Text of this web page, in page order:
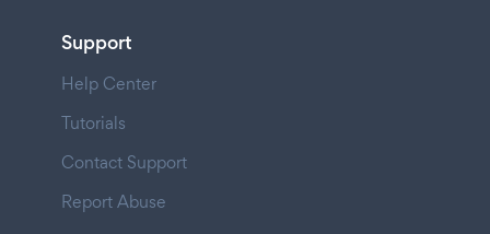
Support
Help Center
Tutorials
Contact Support
Report Abuse